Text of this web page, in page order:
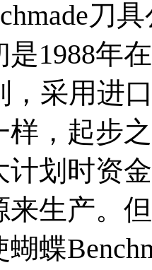
刀
是1988年
，采用进
，起步之
计划时资
来生产。
蝶